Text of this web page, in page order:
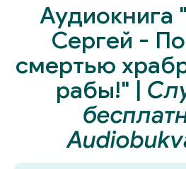
Аудиокнига
Сергей -
смертью
рабы!" |